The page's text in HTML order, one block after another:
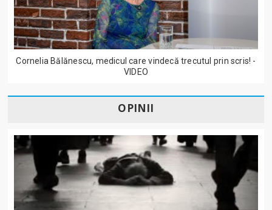
Cornelia Bălănescu, medicul care vindecă trecutul prin scris! -
VIDEO
OPINII